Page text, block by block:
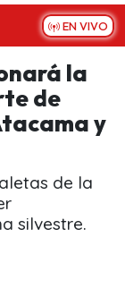
EN VIVO
la
de
y
de la
silvestre.